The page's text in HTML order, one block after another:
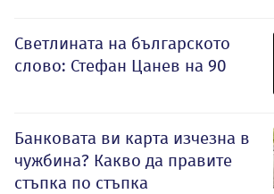
Светлината на българското
слово: Стефан Цанев на 90
Банковата ви карта изчезна в
чужбина? Какво да правите
стъпка по стъпка